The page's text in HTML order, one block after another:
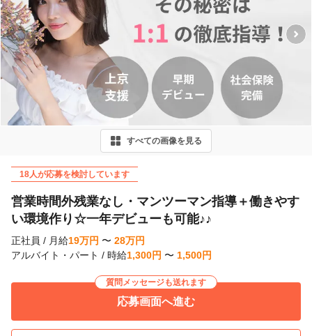
すべての画像を見る
18人が応募を検討しています
営業時間外残業なし・マンツーマン指導＋働きやす
い環境作り☆一年デビューも可能♪♪
正社員 / 月給19万円 〜 28万円
アルバイト・パート / 時給1,300円 〜 1,500円
質問メッセージも送れます
応募画面へ進む